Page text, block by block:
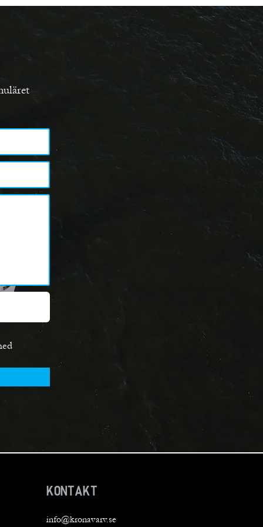
KONTAKT
info@kronavarv.se